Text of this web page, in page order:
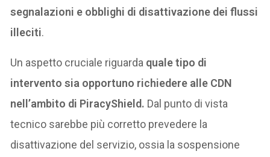
segnalazioni e obblighi di disattivazione dei flussi
illeciti.
Un aspetto cruciale riguarda quale tipo di
intervento sia opportuno richiedere alle CDN
nell’ambito di PiracyShield. Dal punto di vista
tecnico sarebbe più corretto prevedere la
disattivazione del servizio, ossia la sospensione